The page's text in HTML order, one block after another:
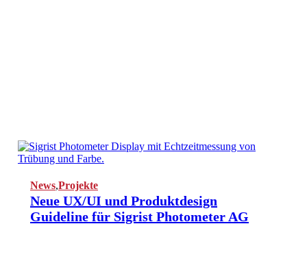
News,Projekte
Neue UX/UI und Produktdesign
Guideline für Sigrist Photometer AG